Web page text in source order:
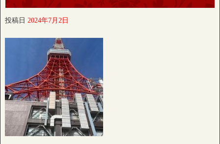
投稿日 2024年7月2日